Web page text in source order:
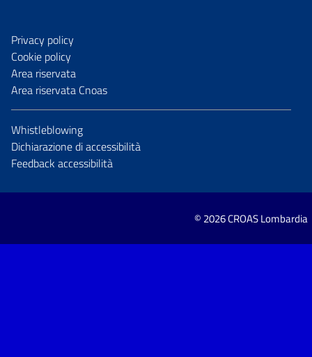
Privacy policy
Cookie policy
Area riservata
Area riservata Cnoas
Whistleblowing
Dichiarazione di accessibilità
Feedback accessibilità
© 2026 CROAS Lombardia